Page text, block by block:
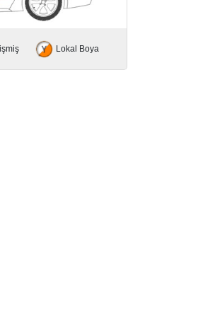
Lokal Boya